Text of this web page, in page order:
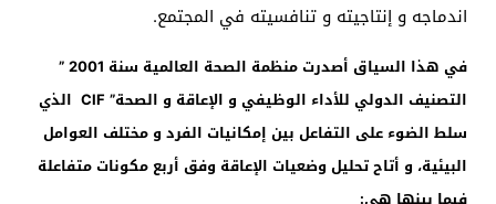
اندماجه و إنتاجيته و تنافسيته في المجتمع.
في هذا السياق أصدرت منظمة الصحة العالمية سنة 2001 ”
التصنيف الدولي للأداء الوظيفي و الإعاقة و الصحة” CIF الذي
سلط الضوء على التفاعل بين إمكانيات الفرد و مختلف العوامل
البيئية، و أتاح تحليل وضعيات الإعاقة وفق أربع مكونات متفاعلة